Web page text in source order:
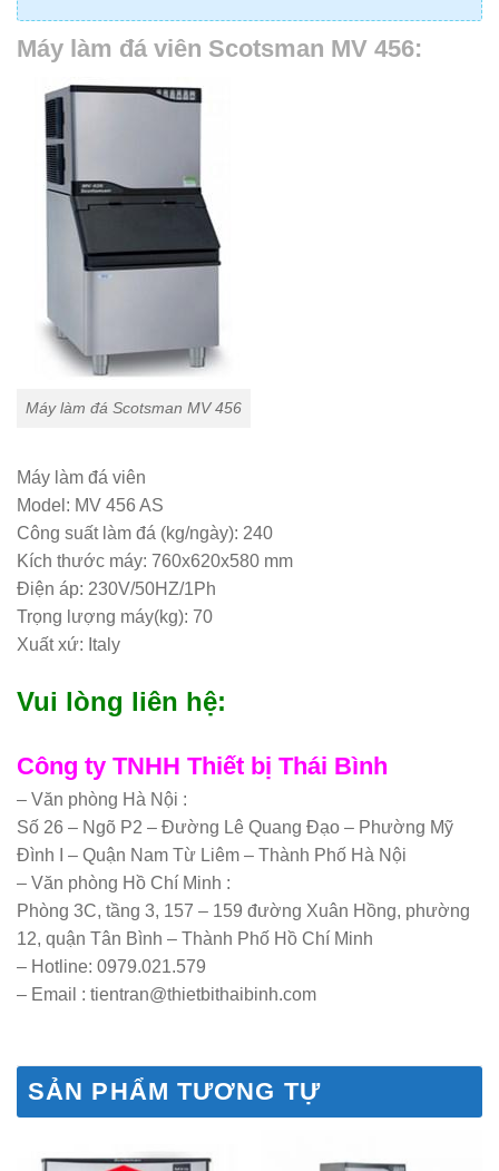
Máy làm đá viên Scotsman MV 456:
Máy làm đá Scotsman MV 456
Máy làm đá viên
Model: MV 456 AS
Công suất làm đá (kg/ngày): 240
Kích thước máy: 760x620x580 mm
Điện áp: 230V/50HZ/1Ph
Trọng lượng máy(kg): 70
Xuất xứ: Italy
Vui lòng liên hệ:
Công ty TNHH Thiết bị Thái Bình
– Văn phòng Hà Nội :
Số 26 – Ngõ P2 – Đường Lê Quang Đạo – Phường Mỹ
Đình I – Quận Nam Từ Liêm – Thành Phố Hà Nội
– Văn phòng Hồ Chí Minh :
Phòng 3C, tầng 3, 157 – 159 đường Xuân Hồng, phường
12, quận Tân Bình – Thành Phố Hồ Chí Minh
– Hotline: 0979.021.579
– Email : tientran@thietbithaibinh.com
SẢN PHẨM TƯƠNG TỰ